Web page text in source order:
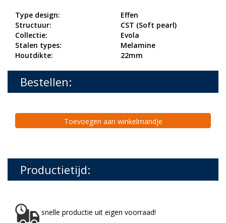
Type design:
Effen
Structuur:
CST (Soft pearl)
Collectie:
Evola
Stalen types:
Melamine
Houtdikte:
22mm
Bestellen:
Toevoegen aan winkelmandje
Productietijd:
snelle productie uit eigen voorraad!